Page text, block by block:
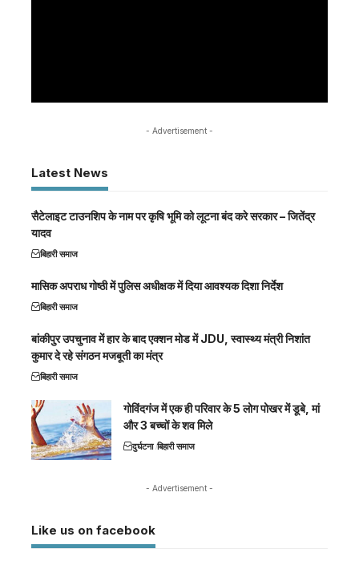
- Advertisement -
Latest News
सैटेलाइट टाउनशिप के नाम पर कृषि भूमि को लूटना बंद करे सरकार – जितेंद्र
यादव
बिहारी समाज
मासिक अपराध गोष्ठी में पुलिस अधीक्षक में दिया आवश्यक दिशा निर्देश
बिहारी समाज
बांकीपुर उपचुनाव में हार के बाद एक्शन मोड में JDU, स्वास्थ्य मंत्री निशांत
कुमार दे रहे संगठन मजबूती का मंत्र
बिहारी समाज
गोविंदगंज में एक ही परिवार के 5 लोग पोखर में डूबे, मां
और 3 बच्चों के शव मिले
दुर्घटना बिहारी समाज
- Advertisement -
Like us on facebook